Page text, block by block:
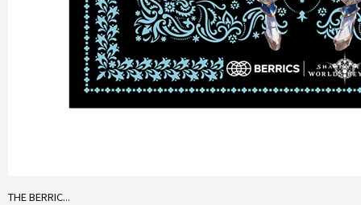
THE BERRIC...